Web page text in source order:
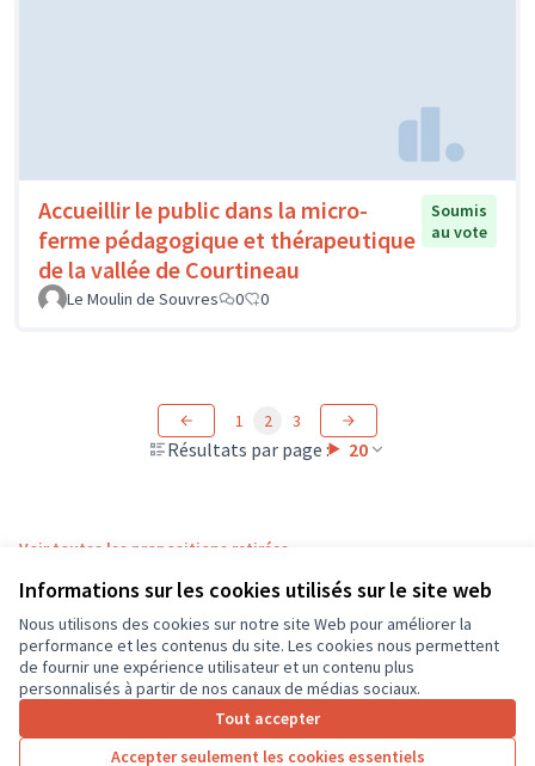
Informations sur les cookies utilisés sur le site web
Nous utilisons des cookies sur notre site Web pour améliorer la
performance et les contenus du site. Les cookies nous permettent
de fournir une expérience utilisateur et un contenu plus
personnalisés à partir de nos canaux de médias sociaux.
Tout accepter
Accepter seulement les cookies essentiels
Accueillir le public dans la micro-
ferme pédagogique et thérapeutique
de la vallée de Courtineau
Soumis
au vote
Le Moulin de Souvres 0 0
Résultats par page : 20
1 2 3
Voir toutes les propositions retirées
Conditions d'utilisation
Paramètres des cookies
CD37 sur X
(Lien externe)
CD37 sur Facebook
CD37 sur Instagram
CD37 sur YouTube
(Lien externe)